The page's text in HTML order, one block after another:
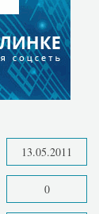
13.05.2011
0